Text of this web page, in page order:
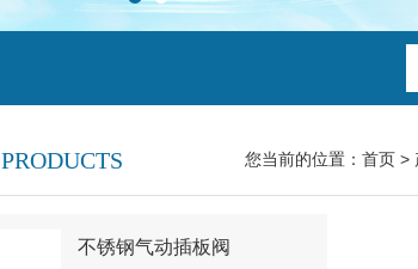
PRODUCTS 您当前的位置： 首页 >
不锈钢气动插板阀